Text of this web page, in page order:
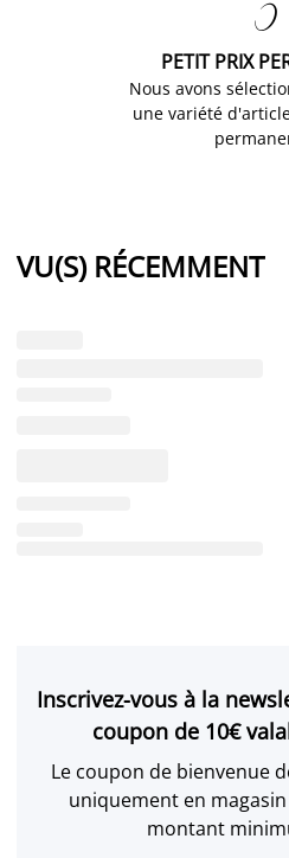

PETIT PRIX
Nous avons
une variété
VU(S) RÉCEMMENT
Inscrivez-vous à la
coupon de 10€
Le coupon de bienvenue
uniquement en
montant